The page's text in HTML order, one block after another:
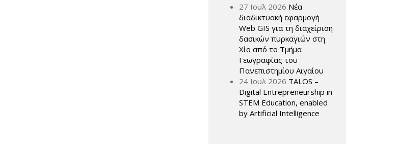
27 Ιουλ 2026 Νέα
διαδικτυακή εφαρμογή
Web GIS για τη διαχείριση
δασικών πυρκαγιών στη
Χίο από το Τμήμα
Γεωγραφίας του
Πανεπιστημίου Αιγαίου
24 Ιουλ 2026 TALOS –
Digital Entrepreneurship in
STEM Education, enabled
by Artificial Intelligence